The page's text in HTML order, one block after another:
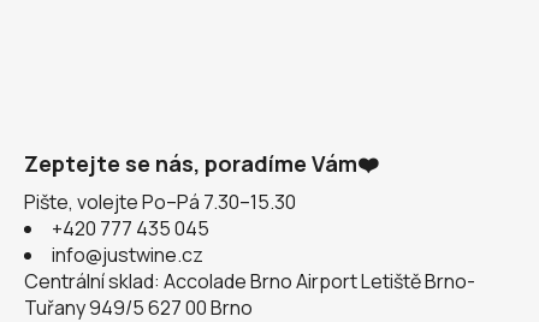
Zeptejte se nás, poradíme Vám❤️
Pište, volejte Po–Pá 7.30–15.30
+420 777 435 045
info@justwine.cz
Centrální sklad: Accolade Brno Airport Letiště Brno-
Tuřany 949/5 627 00 Brno